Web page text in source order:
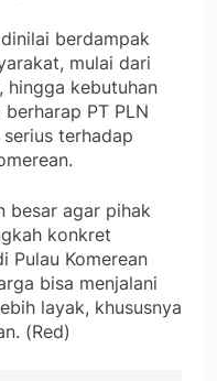
berdampak
mulai dari
hingga kebutuhan
PT PLN
terhadap
besar agar pihak
konkret
Pulau Komerean
bisa menjalani
layak, khususnya
(Red)